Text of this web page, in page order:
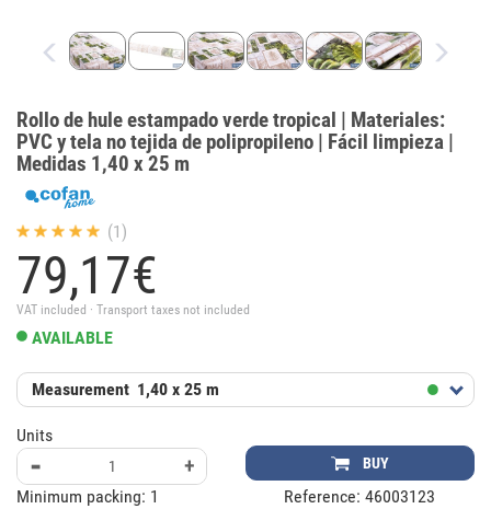
Rollo de hule estampado verde tropical | Materiales:
PVC y tela no tejida de polipropileno | Fácil limpieza |
Medidas 1,40 x 25 m
(1)
79,17€
VAT included · Transport taxes not included
AVAILABLE
Measurement 1,40 x 25 m
Units
- + BUY
Minimum packing: 1 Reference:46003123